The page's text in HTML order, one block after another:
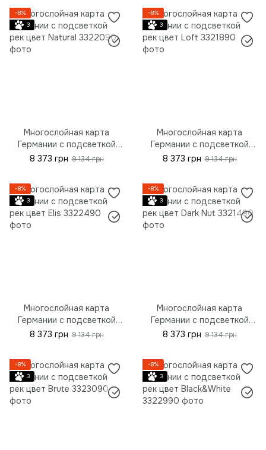
−8%
3
Многослойная карта
Германии с подсветкой
рек цвет Natural, S - 90*67
8 373 грн 9 134 грн
−8%
3
Многослойная карта
Германии с подсветкой
рек цвет Loft, S - 90*67 см
8 373 грн 9 134 грн
−8%
3
Многослойная карта
Германии с подсветкой
рек цвет Elis, S - 90*67 см
8 373 грн 9 134 грн
−8%
3
Многослойная карта
Германии с подсветкой
рек цвет Dark Nut, S -
8 373 грн 9 134 грн
−8%
3
−8%
3